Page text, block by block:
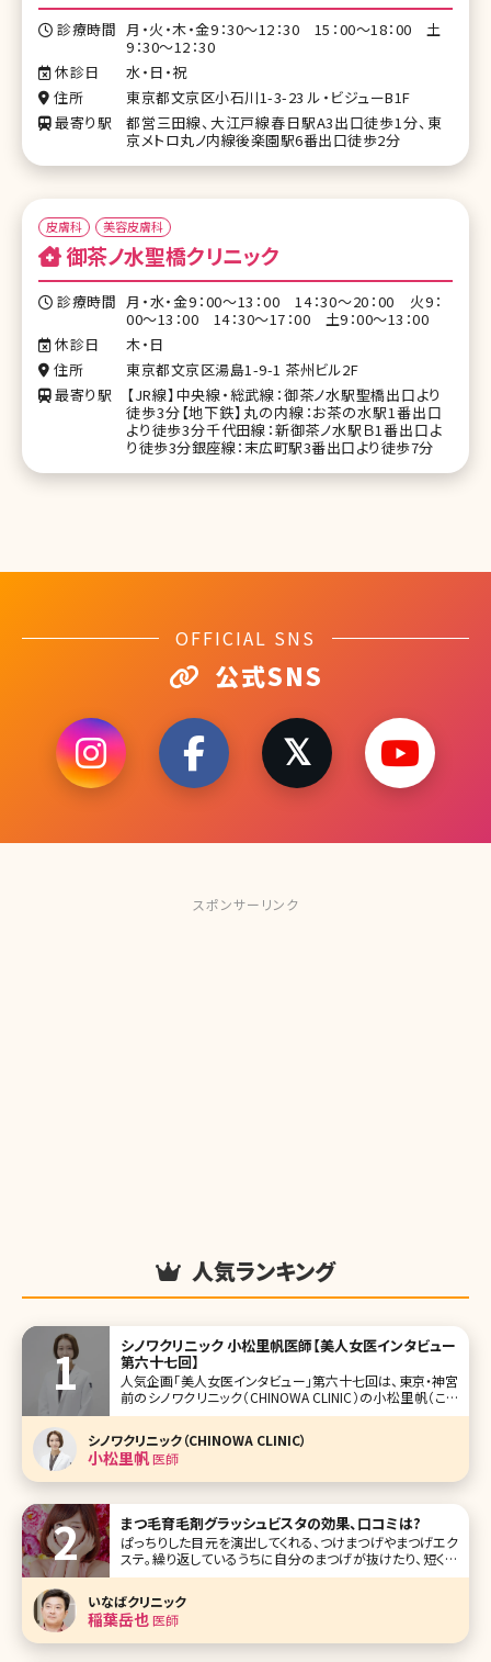
診療時間 月・火・木・金9：30～12：30 15：00～18：00 土
9：30～12：30
休診日
水・日・祝
住所
東京都文京区小石川1-3-23 ル・ビジューB1F
最寄り駅
都営三田線、大江戸線春日駅A3出口徒歩1分、東
京メトロ丸ノ内線後楽園駅6番出口徒歩2分
皮膚科 美容皮膚科
御茶ノ水聖橋クリニック
診療時間 月・水・金9：00～13：00 14：30～20：00 火9：
00～13：00 14：30～17：00 土9：00～13：00
休診日
木・日
住所
東京都文京区湯島1-9-1 茶州ビル2F
最寄り駅
【JR線】中央線・総武線：御茶ノ水駅聖橋出口より
徒歩3分【地下鉄】丸の内線：お茶の水駅1番出口
より徒歩3分千代田線：新御茶ノ水駅Ｂ1番出口よ
り徒歩3分銀座線：末広町駅3番出口より徒歩7分
OFFICIAL SNS
公式SNS
スポンサーリンク
人気ランキング
シノワクリニック 小松里帆医師【美人女医インタビュー
第六十七回】
人気企画「美人女医インタビュー」第六十七回は、東京・神宮
前のシノワクリニック（CHINOWA CLINIC）の小松里帆（こま
つ りほ）先生です。 渋谷〜原宿の中間に位置する神宮前エリ
アの感度高い患者さんから注目を集めるシノワクリニック
は、クマ取りや口元・目元の手術、エイジングケア系の治療に
力を
シノワクリニック（CHINOWA CLINIC）
小松里帆医師
まつ毛育毛剤グラッシュビスタの効果、口コミは?
ぱっちりした目元を演出してくれる、つけまつげやまつげエク
ステ。繰り返しているうちに自分のまつげが抜けたり、短くな
ってしまったりする人が多いのではないでしょうか。そんなま
つげのダメージに悩む人から人気が高いのがグラッシュビス
タ。グラッ
いなばクリニック
稲葉岳也医師